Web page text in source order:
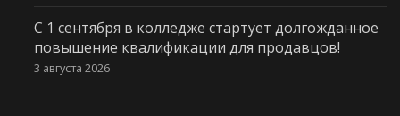
С 1 сентября в колледже стартует долгожданное
повышение квалификации для продавцов!
3 августа 2026